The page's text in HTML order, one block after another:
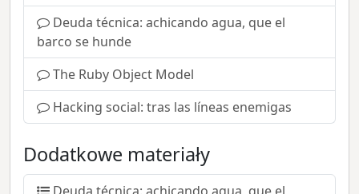
Deuda técnica: achicando agua, que el
barco se hunde
The Ruby Object Model
Hacking social: tras las líneas enemigas
Dodatkowe materiały